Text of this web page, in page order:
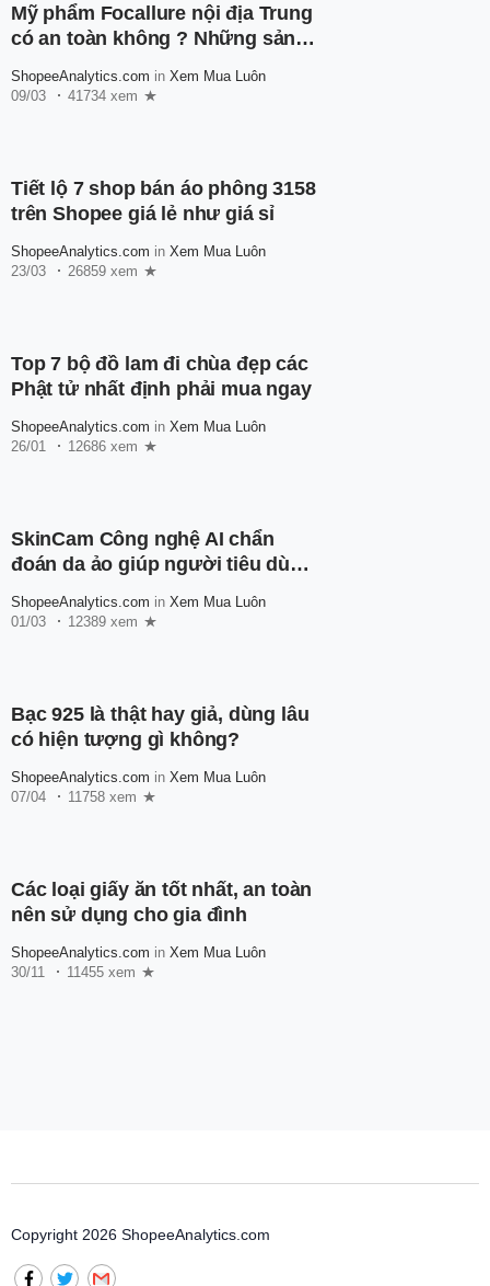
Mỹ phẩm Focallure nội địa Trung
có an toàn không ? Những sản
ShopeeAnalytics.com in Xem Mua Luôn
09/03
41734 xem
Tiết lộ 7 shop bán áo phông 3158
trên Shopee giá lẻ như giá sỉ
ShopeeAnalytics.com in Xem Mua Luôn
23/03
26859 xem
Top 7 bộ đồ lam đi chùa đẹp các
Phật tử nhất định phải mua ngay
ShopeeAnalytics.com in Xem Mua Luôn
26/01
12686 xem
SkinCam Công nghệ AI chẩn
đoán da ảo giúp người tiêu dùng
mình
ShopeeAnalytics.com in Xem Mua Luôn
01/03
12389 xem
Bạc 925 là thật hay giả, dùng lâu
có hiện tượng gì không?
ShopeeAnalytics.com in Xem Mua Luôn
07/04
11758 xem
Các loại giấy ăn tốt nhất, an toàn
nên sử dụng cho gia đình
ShopeeAnalytics.com in Xem Mua Luôn
30/11
11455 xem
Copyright 2026 ShopeeAnalytics.com